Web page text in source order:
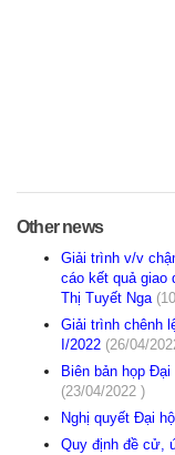
Other news
Giải trình v/v
cáo kết quả giao
Thị Tuyết Nga
Giải trình chênh
I/2022 (26/04/
Biên bản họp
(23/04/2022 )
Nghị quyết Đại
Quy định đề cử,